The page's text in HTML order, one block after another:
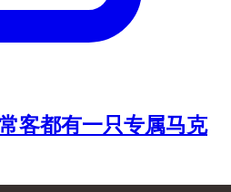
客都有一只专属马克